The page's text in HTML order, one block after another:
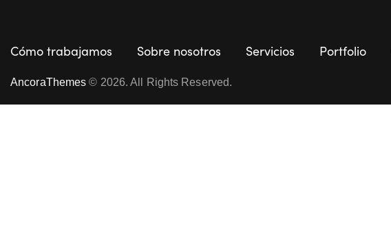
Cómo trabajamos Sobre nosotros Servicios Portfolio
AncoraThemes © 2026. All Rights Reserved.